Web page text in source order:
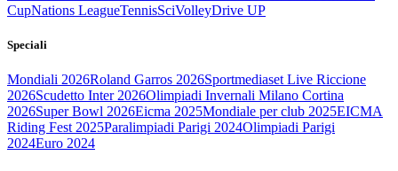
CupNations LeagueTennisSciVolleyDrive UP
Speciali
Mondiali 2026Roland Garros 2026Sportmediaset Live Riccione
2026Scudetto Inter 2026Olimpiadi Invernali Milano Cortina
2026Super Bowl 2026Eicma 2025Mondiale per club 2025EICMA
Riding Fest 2025Paralimpiadi Parigi 2024Olimpiadi Parigi
2024Euro 2024